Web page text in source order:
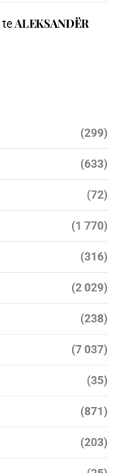
teALEKSANDËR
(299)
(633)
(72)
(1 770)
(316)
(2 029)
(238)
(7 037)
(35)
(871)
(203)